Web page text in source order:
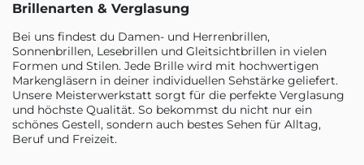
Brillenarten & Verglasung
Bei uns findest du Damen- und Herrenbrillen,
Sonnenbrillen, Lesebrillen und Gleitsichtbrillen in vielen
Formen und Stilen. Jede Brille wird mit hochwertigen
Markengläsern in deiner individuellen Sehstärke geliefert.
Unsere Meisterwerkstatt sorgt für die perfekte Verglasung
und höchste Qualität. So bekommst du nicht nur ein
schönes Gestell, sondern auch bestes Sehen für Alltag,
Beruf und Freizeit.